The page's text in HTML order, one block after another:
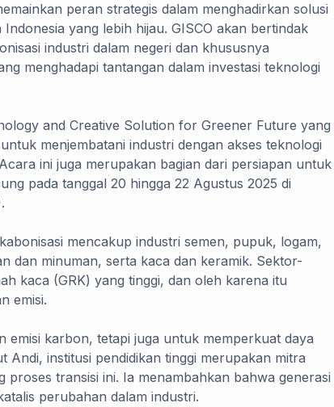
peran strategis dalam menghadirkan solusi
yang lebih hijau. GISCO akan bertindak
industri dalam negeri dan khususnya
menghadapi tantangan dalam investasi teknologi
and Creative Solution for Greener Future yang
menjembatani industri dengan akses teknologi
ini juga merupakan bagian dari persiapan untuk
pada tanggal 20 hingga 22 Agustus 2025 di
mencakup industri semen, pupuk, logam,
dan minuman, serta kaca dan keramik. Sektor-
kaca (GRK) yang tinggi, dan oleh karena itu
emisi.
emisi karbon, tetapi juga untuk memperkuat daya
institusi pendidikan tinggi merupakan mitra
transisi ini. Ia menambahkan bahwa generasi
perubahan dalam industri.